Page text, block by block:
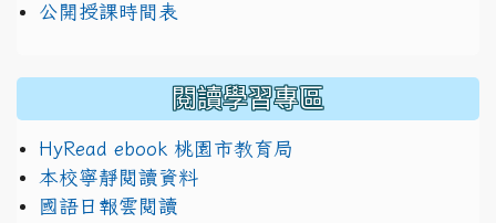
公開授課時間表
閱讀學習專區
HyRead ebook 桃園市教育局
本校寧靜閱讀資料
國語日報雲閱讀